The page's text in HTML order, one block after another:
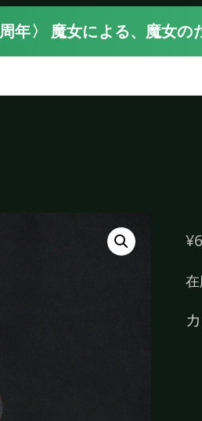
年〉 魔女による、魔女
¥